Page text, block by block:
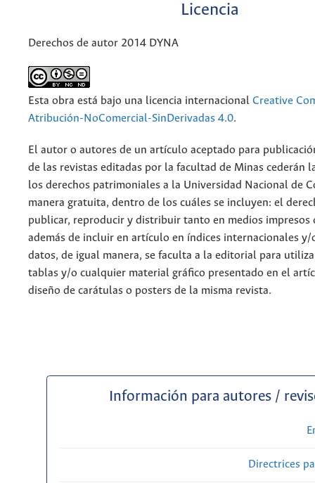
Licencia
Derechos de autor 2014 DYNA
Esta obra está bajo una licencia internacional Creative
Atribución-NoComercial-SinDerivadas 4.0.
El autor o autores de un artículo aceptado para
de las revistas editadas por la facultad de Minas cederán
los derechos patrimoniales a la Universidad Nacional de
manera gratuita, dentro de los cuáles se incluyen: el
publicar, reproducir y distribuir tanto en medios impresos
además de incluir en artículo en índices internacionales y/
datos, de igual manera, se faculta a la editorial para
tablas y/o cualquier material gráfico presentado en el
diseño de carátulas o posters de la misma revista.
Información para autores /
Directrices